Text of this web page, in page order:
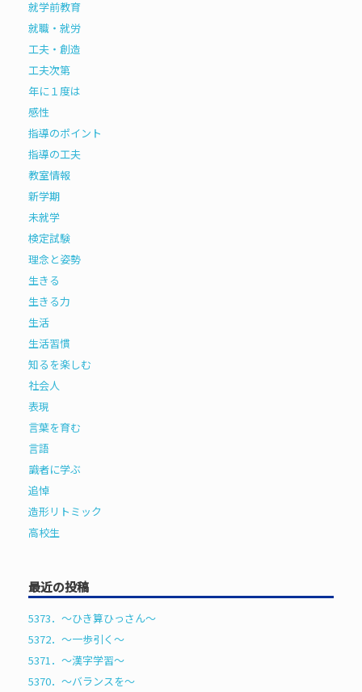
就学前教育
就職・就労
工夫・創造
工夫次第
年に１度は
感性
指導のポイント
指導の工夫
教室情報
新学期
未就学
検定試験
理念と姿勢
生きる
生きる力
生活
生活習慣
知るを楽しむ
社会人
表現
言葉を育む
言語
識者に学ぶ
追悼
造形リトミック
高校生
最近の投稿
5373．～ひき算ひっさん〜
5372．～一歩引く〜
5371．～漢字学習〜
5370．～バランスを〜